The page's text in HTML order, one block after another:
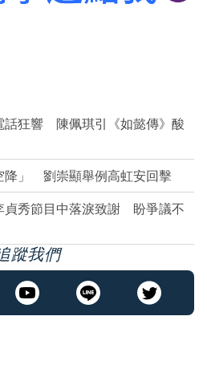
話狂響 陳佩琪引《如懿傳》酸
降」 劉崇顯舉例高虹安回擊
貞秀節目中落淚致謝 盼爭議不
蹤我們